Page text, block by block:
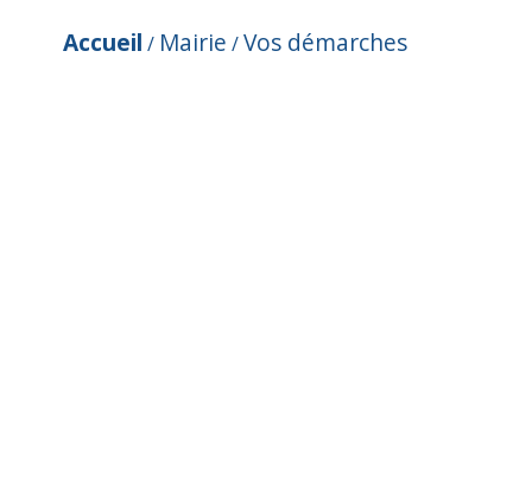
Accueil / Mairie /Vos démarches